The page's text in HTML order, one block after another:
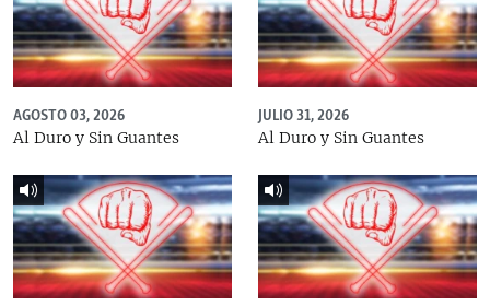
AGOSTO 03, 2026
Al Duro y Sin Guantes
JULIO 31, 2026
Al Duro y Sin Guantes